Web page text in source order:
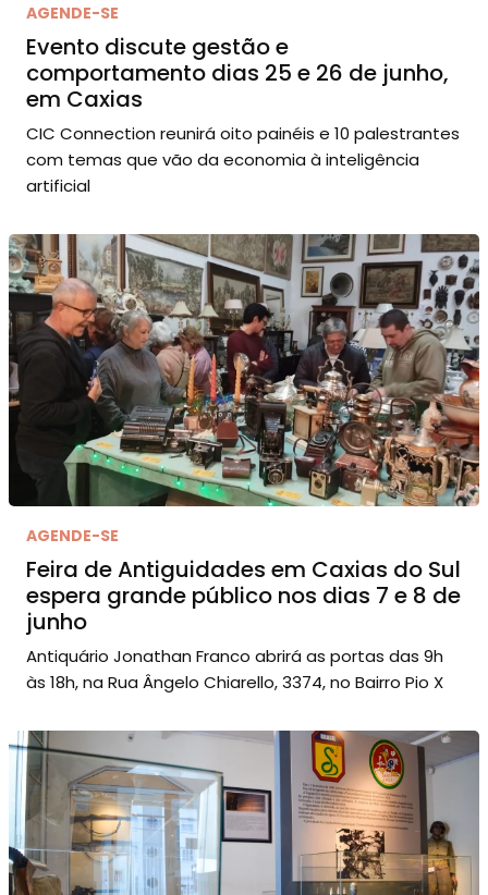
AGENDE-SE
Evento discute gestão e
comportamento dias 25 e 26 de junho,
em Caxias
CIC Connection reunirá oito painéis e 10 palestrantes
com temas que vão da economia à inteligência
artificial
AGENDE-SE
Feira de Antiguidades em Caxias do Sul
espera grande público nos dias 7 e 8 de
junho
Antiquário Jonathan Franco abrirá as portas das 9h
às 18h, na Rua Ângelo Chiarello, 3374, no Bairro Pio X